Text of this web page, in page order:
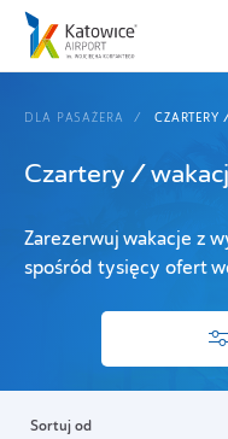
DLA PASAŻERA
Czartery /
Zarezerwuj wakacje z
spośród tysięcy ofert
Sortuj od